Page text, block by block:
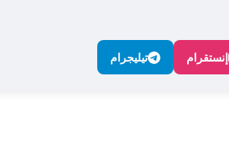
إنستقرام تيليجرام